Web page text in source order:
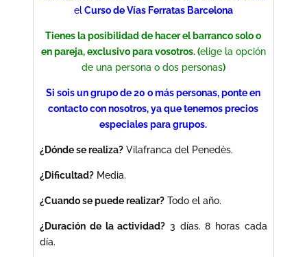
elCurso de Vías Ferratas Barcelona
Tienes la posibilidad de hacer el barranco solo o
en pareja, exclusivo para vosotros. (elige la opción
de una persona o dos personas)
Si sois un grupo de 20 o más personas, ponte en
contacto con nosotros, ya que tenemos precios
especiales para grupos.
¿Dónde se realiza? Vilafranca del Penedès.
¿Dificultad? Media.
¿Cuando se puede realizar? Todo el año.
¿Duración de la actividad? 3 días. 8 horas cada
día.